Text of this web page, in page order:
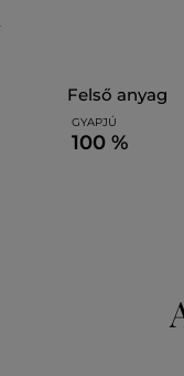
felső anyag
GYAPJÚ
100 %